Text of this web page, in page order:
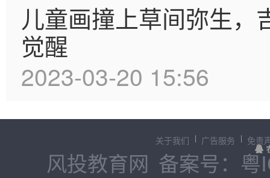
儿童画撞上草间弥生，
觉醒
2023-03-20 15:56
关于我们 广告服务 免责
风投教育网 备案号：粤